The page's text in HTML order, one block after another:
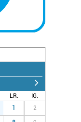
LR.
IG.
1 2